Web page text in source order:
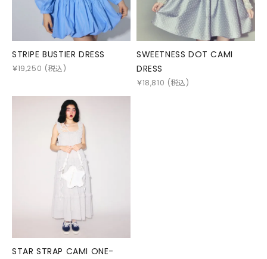
STRIPE BUSTIER DRESS
￥19,250 (税込)
SWEETNESS DOT CAMI
DRESS
￥18,810 (税込)
STAR STRAP CAMI ONE-